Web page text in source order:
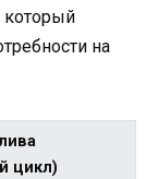
на
цикл)